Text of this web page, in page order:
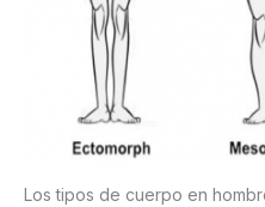
Los tipos de cuerpo en